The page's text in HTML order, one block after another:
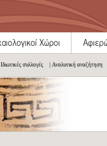
| Ιδιωτικές συλλογές | Αναλυτική αναζήτηση